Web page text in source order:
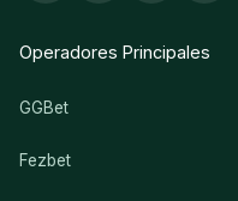
Operadores Principales
GGBet
Fezbet